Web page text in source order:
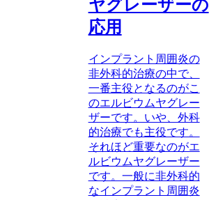
ヤグレーザーの
応用
インプラント周囲炎の
非外科的治療の中で、
一番主役となるのがこ
のエルビウムヤグレー
ザーです。いや、外科
的治療でも主役です。
それほど重要なのがエ
ルビウムヤグレーザー
です。一般に非外科的
なインプラント周囲炎